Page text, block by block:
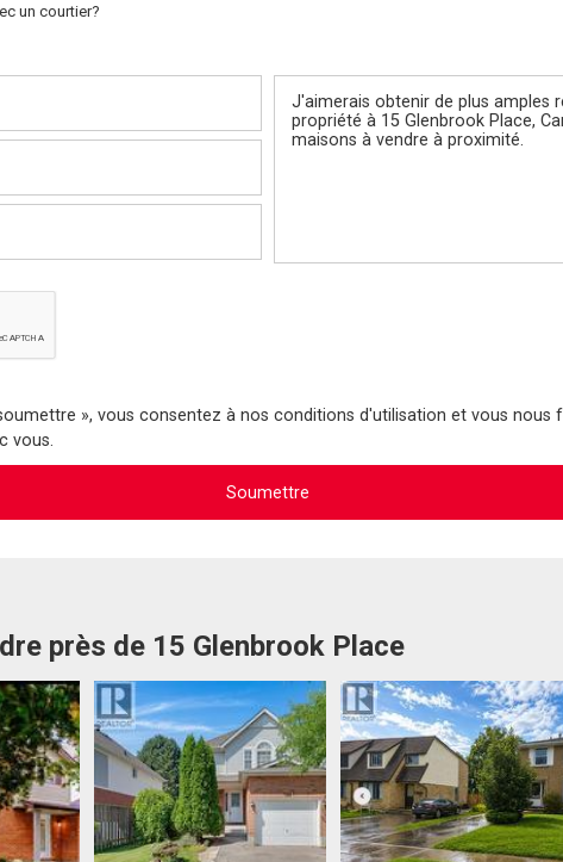
un courtier?
», vous consentez à nos conditions d'utilisation et vous nous
vous.
près de 15 Glenbrook Place